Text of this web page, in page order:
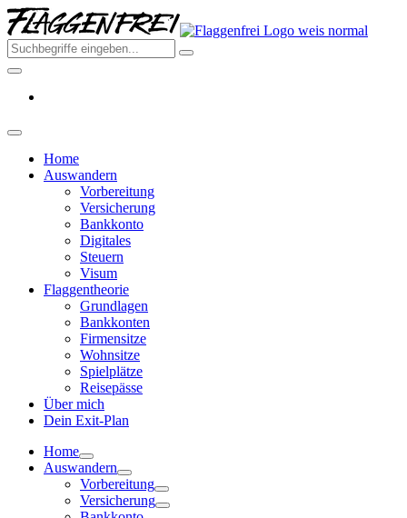
Skip
to
the
content
Home
Auswandern
Vorbereitung
Versicherung
Bankkonto
Digitales
Steuern
Visum
Flaggentheorie
Grundlagen
Bankkonten
Firmensitze
Wohnsitze
Spielplätze
Reisepässe
Über mich
Dein Exit-Plan
Home
Auswandern
Vorbereitung
Versicherung